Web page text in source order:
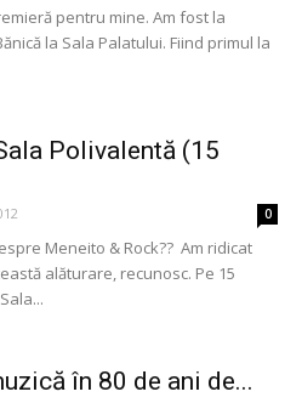
pentru mine. Am fost la
la Sala Palatului. Fiind primul la
Polivalentă (15
0
Meneito & Rock?? Am ridicat
alăturare, recunosc. Pe 15
în 80 de ani de...